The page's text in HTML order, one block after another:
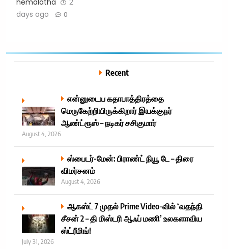
days ago
0
Recent
என்னுடைய கதாபாத்திரத்தை
மெருகேற்றியிருக்கிறார் இயக்குநர்
ஆண்ட்ரூஸ் – நடிகர் சசிகுமார்
August 4, 2026
ஸ்பைடர்-மேன்: பிராண்ட் நியூ டே – திரை
விமர்சனம்
August 4, 2026
ஆகஸ்ட் 7 முதல் Prime Video-வில் ‘வதந்தி
சீசன் 2 – தி மிஸ்டரி ஆஃப் மணி’ உலகளாவிய
ஸ்ட்ரீமிங்!
July 31, 2026